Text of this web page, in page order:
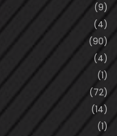
(9)
(4)
(90)
(4)
(1)
(72)
(14)
(1)